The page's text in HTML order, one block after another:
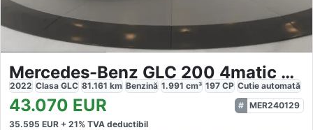
Mercedes-Benz GLC 200 4matic Coupe
2022 Clasa GLC 81.161 km Benzină 1.991 cm³ 197 CP Cutie automată
43.070 EUR
MER240129
35.595 EUR + 21% TVA deductibil